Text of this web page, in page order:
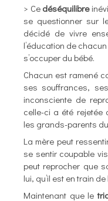
> Ce déséquilibre
se questionner sur
décidé de vivre
l’éducation de
s’occuper du bébé.
Chacun est ramené
ses souffrances,
inconsciente de
celle-ci a été rejetée
les grands-parents
La mère peut
se sentir coupable
peut reprocher que
lui, qu’il est en train
Maintenant que le